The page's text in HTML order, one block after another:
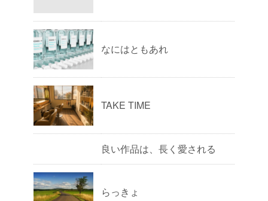
なにはともあれ
TAKE TIME
良い作品は、長く愛される
らっきょ